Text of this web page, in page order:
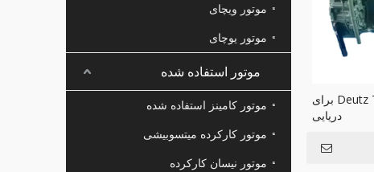
موتور ویچای
موتور یوچای
موتور استفاده شده
موتور کامینز استفاده شده
موتور کارکرده میتسوبیشی
موتور نیسان کارکرده
موتور جدید Deutz TCD 2013 L06 برای
دریایی